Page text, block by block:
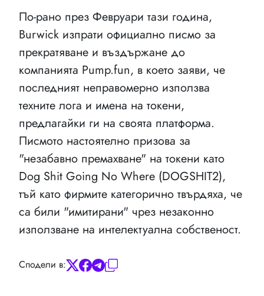
По-рано през Февруари тази година,
Burwick изпрати официално писмо за
прекратяване и въздържане до
компанията Pump.fun, в което заяви, че
последният неправомерно използва
техните лога и имена на токени,
предлагайки ги на своята платформа.
Писмото настоятелно призова за
"незабавно премахване" на токени като
Dog Shit Going No Where (DOGSHIT2),
тъй като фирмите категорично твърдяха, че
са били "имитирани" чрез незаконно
използване на интелектуална собственост.
Сподели в: